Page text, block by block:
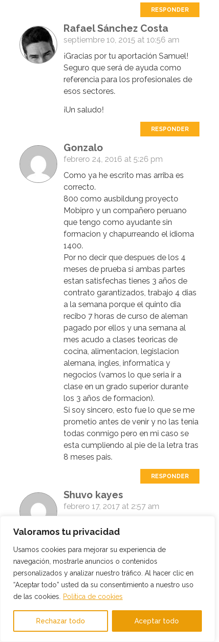
Valoramos tu privacidad
Usamos cookies para mejorar su experiencia de
navegación, mostrarle anuncios o contenidos
personalizados y analizar nuestro tráfico. Al hacer clic en
“Aceptar todo” usted da su consentimiento a nuestro uso
de las cookies.
Política de cookies
Rechazar todo Aceptar todo
RESPONDER
Rafael Sánchez Costa
septiembre 10, 2015 at 10:56 am
¡Gracias por tu aportación Samuel!
Seguro que será de ayuda como
referencia para los profesionales de
esos sectores.
¡Un saludo!
RESPONDER
Gonzalo
febrero 24, 2016 at 5:26 pm
Como ya he escrito mas arriba es
correcto.
800 como ausbildung proyecto
Mobipro y un compañero peruano
que tengo como ayudante sin
formacion y chapurreando el idioma
1400.
Por no decir que despues de los 4
meses de prueba si ambas partes
estan satisfechas tienes 3 años de
contrato garantizados, trabajo 4 dias
a la semana porque el quinto dia
recibo 7 horas de curso de aleman
pagado por ellos y una semana al
mes acudo a clases teoricas de
cocina, alimentacion, legislacion
alemana, ingles, informatica y
negocios (vamos lo que seria ir a
clase en un grado superior durante
los 3 años de formacion).
Si soy sincero, esto fue lo que se me
prometio antes de venir y no las tenia
todas conmigo pero en mi caso se
esta cumpliendo al pie de la letra tras
8 meses pais.
RESPONDER
Shuvo kayes
febrero 17, 2017 at 2:57 am
con usted sobre los estudios que
estan realizando este año en
Catazubi2017 en Alemaña yo he
elgido hosteleria y turismo.Gracias y
un saludo.